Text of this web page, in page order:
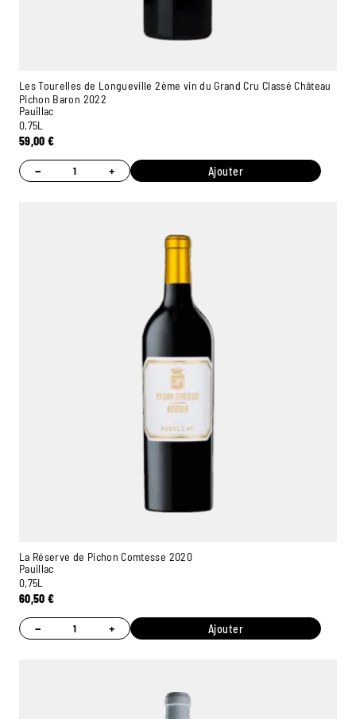
Les Tourelles de Longueville 2ème vin du Grand Cru Classé Château
Pichon Baron 2022
Pauillac
0,75L
59,00€
− + Ajouter
La Réserve de Pichon Comtesse 2020
Pauillac
0,75L
60,50€
− + Ajouter